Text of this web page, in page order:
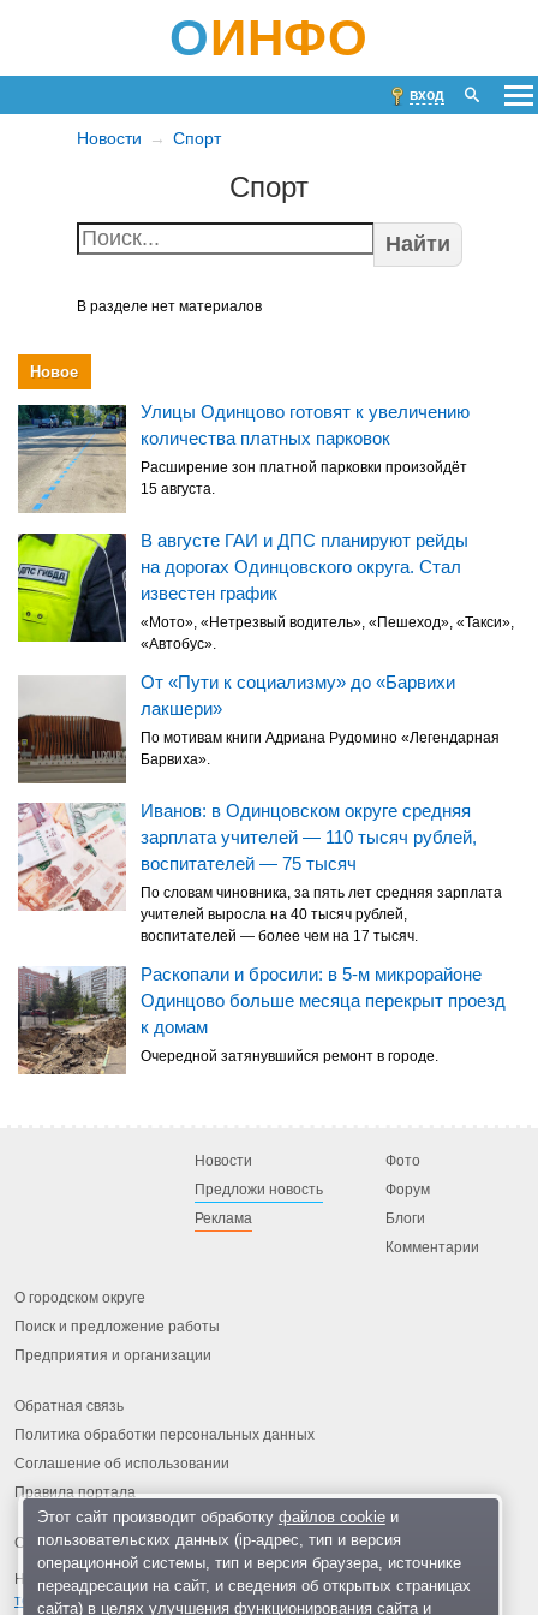
ОИНФО
вход
Новости Спорт
Спорт
Найти
В разделе нет материалов
Новое
Улицы Одинцово готовят к увеличению
количества платных парковок
Расширение зон платной парковки произойдёт
15 августа.
В августе ГАИ и ДПС планируют рейды
на дорогах Одинцовского округа. Стал
известен график
«Мото», «Нетрезвый водитель», «Пешеход», «Такси»,
«Автобус».
От «Пути к социализму» до «Барвихи
лакшери»
По мотивам книги Адриана Рудомино «Легендарная
Барвиха».
Иванов: в Одинцовском округе средняя
зарплата учителей — 110 тысяч рублей,
воспитателей — 75 тысяч
По словам чиновника, за пять лет средняя зарплата
учителей выросла на 40 тысяч рублей,
воспитателей — более чем на 17 тысяч.
Раскопали и бросили: в 5-м микрорайоне
Одинцово больше месяца перекрыт проезд
к домам
Очередной затянувшийся ремонт в городе.
Новости
Предложи новость
Реклама
Фото
Форум
Блоги
Комментарии
О городском округе
Поиск и предложение работы
Предприятия и организации
Обратная связь
Политика обработки персональных данных
Соглашение об использовании
Правила портала
На информационном ресурсе применяются рекомендательные
технологии
Этот сайт производит обработку файлов cookieи
пользовательских данных (ip-адрес, тип и версия
операционной системы, тип и версия браузера, источнике
переадресации на сайт, и сведения об открытых страницах
сайта) в целях улучшения функционирования сайта и